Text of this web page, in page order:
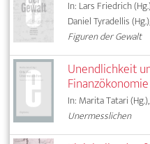
In: Lars Friedrich
Daniel Tyradellis
Figuren der Gewalt
Unendlichkeit
In: Marita Tatari (Hg.),
Unermesslichen